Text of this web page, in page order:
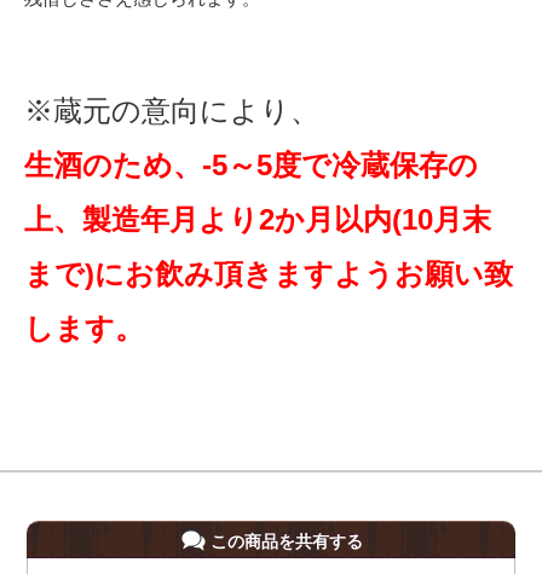
※蔵元の意向により、
生酒のため、-5～5度で冷蔵保存の
上、製造年月より2か月以内(10月末
まで)にお飲み頂きますようお願い致
します。
この商品を共有する